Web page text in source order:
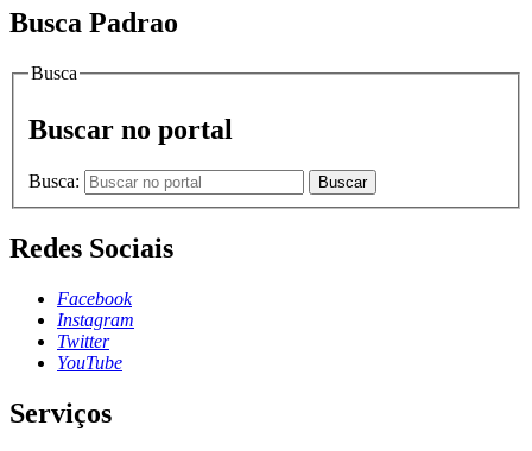
Busca Padrao
Busca
Buscar no portal
Busca: Buscar
Redes Sociais
Facebook
Instagram
Twitter
YouTube
Serviços